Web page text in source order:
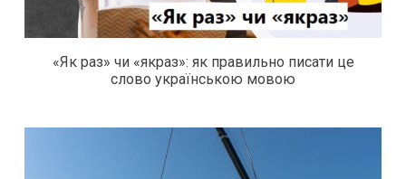
«Як раз» чи «якраз»: як правильно писати це
слово українською мовою